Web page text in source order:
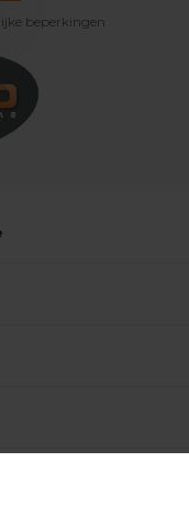
beperkingen